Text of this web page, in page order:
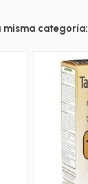
misma categoría: